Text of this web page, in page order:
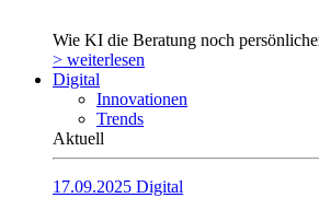
Wie KI die Beratung noch
> weiterlesen
Digital
Innovationen
Trends
Aktuell
17.09.2025 Digital